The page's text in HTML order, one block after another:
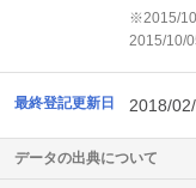
※2015/
2015/10/
最終登記更新日 2018/
データの出典について